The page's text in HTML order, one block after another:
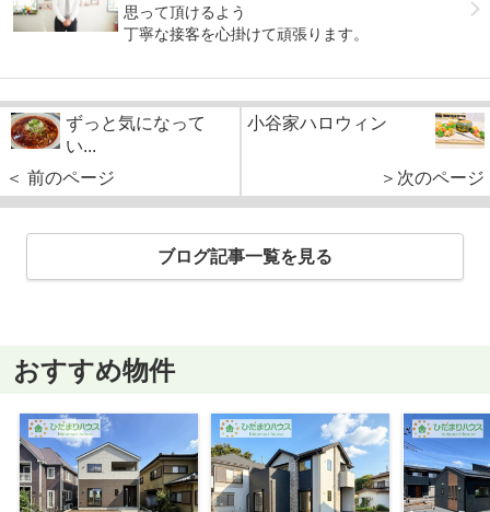
思って頂けるよう
丁寧な接客を心掛けて頑張ります。
ずっと気になって
い...
＜ 前のページ
小谷家ハロウィン
＞次のページ
ブログ記事一覧を見る
おすすめ物件